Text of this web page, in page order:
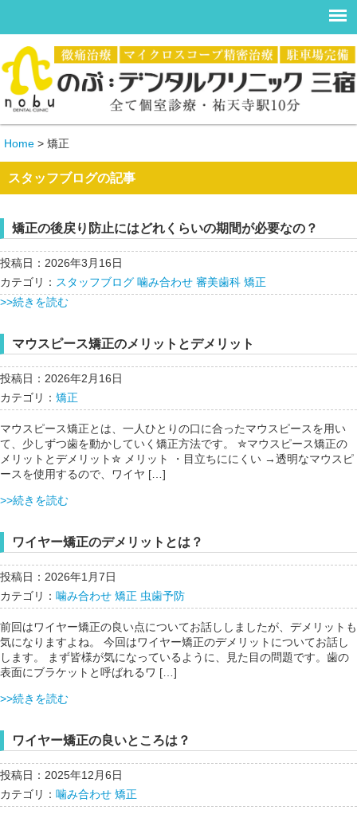
Home > 矯正
スタッフブログの記事
矯正の後戻り防止にはどれくらいの期間が必要なの？
投稿日：2026年3月16日
カテゴリ： スタッフブログ 噛み合わせ 審美歯科 矯正
>>続きを読む
マウスピース矯正のメリットとデメリット
投稿日：2026年2月16日
カテゴリ： 矯正
マウスピース矯正とは、一人ひとりの口に合ったマウスピースを用い
て、少しずつ歯を動かしていく矯正方法です。 ✮マウスピース矯正の
メリットとデメリット✮ メリット ・目立ちににくい →透明なマウスピ
ースを使用するので、ワイヤ […]
>>続きを読む
ワイヤー矯正のデメリットとは？
投稿日：2026年1月7日
カテゴリ： 噛み合わせ 矯正 虫歯予防
前回はワイヤー矯正の良い点についてお話ししましたが、デメリットも
気になりますよね。 今回はワイヤー矯正のデメリットについてお話し
します。 まず皆様が気になっているように、見た目の問題です。歯の
表面にブラケットと呼ばれるワ […]
>>続きを読む
ワイヤー矯正の良いところは？
投稿日：2025年12月6日
カテゴリ： 噛み合わせ 矯正